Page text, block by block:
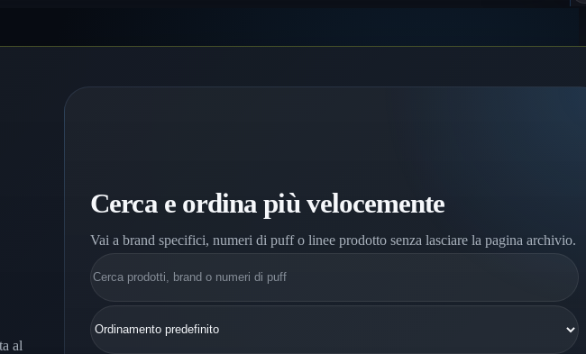
al
Cerca e ordina più velocemente
Vai a brand specifici, numeri di puff o linee prodotto senza lasciare la pagina archivio.
Cerca